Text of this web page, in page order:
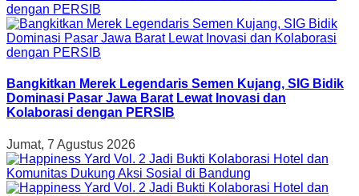
Bangkitkan Merek Legendaris Semen Kujang, SIG Bidik
Dominasi Pasar Jawa Barat Lewat Inovasi dan
Kolaborasi dengan PERSIB
Jumat, 7 Agustus 2026